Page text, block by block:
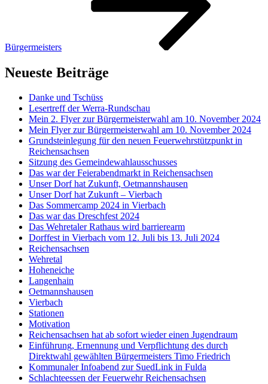
Bürgermeisters
Neueste Beiträge
Danke und Tschüss
Lesertreff der Werra-Rundschau
Mein 2. Flyer zur Bürgermeisterwahl am 10. November 2024
Mein Flyer zur Bürgermeisterwahl am 10. November 2024
Grundsteinlegung für den neuen Feuerwehrstützpunkt in
Reichensachsen
Sitzung des Gemeindewahlausschusses
Das war der Feierabendmarkt in Reichensachsen
Unser Dorf hat Zukunft, Oetmannshausen
Unser Dorf hat Zukunft – Vierbach
Das Sommercamp 2024 in Vierbach
Das war das Dreschfest 2024
Das Wehretaler Rathaus wird barrierearm
Dorffest in Vierbach vom 12. Juli bis 13. Juli 2024
Reichensachsen
Wehretal
Hoheneiche
Langenhain
Oetmannshausen
Vierbach
Stationen
Motivation
Reichensachsen hat ab sofort wieder einen Jugendraum
Einführung, Ernennung und Verpflichtung des durch
Direktwahl gewählten Bürgermeisters Timo Friedrich
Kommunaler Infoabend zur SuedLink in Fulda
Schlachteessen der Feuerwehr Reichensachsen